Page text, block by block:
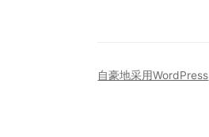
自豪地采用WordPress